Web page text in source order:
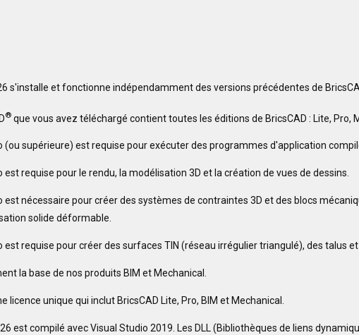
s'installe et fonctionne indépendamment des versions précédentes de
® que vous avez téléchargé contient toutes les éditions de BricsCAD : Lite, Pro,
(ou supérieure) est requise pour exécuter des programmes d'application
est requise pour le rendu, la modélisation 3D et la création de vues de dessins.
est nécessaire pour créer des systèmes de contraintes 3D et des blocs
solide déformable.
est requise pour créer des surfaces TIN (réseau irrégulier triangulé), des talus
la base de nos produits BIM et Mechanical.
licence unique qui inclut BricsCAD Lite, Pro, BIM et Mechanical.
est compilé avec Visual Studio 2019. Les DLL (Bibliothèques de liens